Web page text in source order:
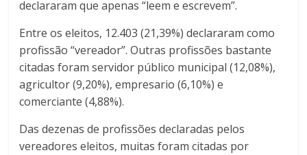
declararam que apenas “leem e escrevem”.
Entre os eleitos, 12.403 (21,39%) declararam como
profissão “vereador”. Outras profissões bastante
citadas foram servidor público municipal (12,08%),
agricultor (9,20%), empresario (6,10%) e
comerciante (4,88%).
Das dezenas de profissões declaradas pelos
vereadores eleitos, muitas foram citadas por